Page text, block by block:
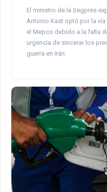
El ministro de la Segpres
Antonio Kast optó por la
el Mepco debido a la falta
urgencia de sincerar los
guerra en Irán.